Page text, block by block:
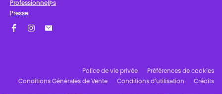
Professionnel·les
Presse
Police de vie privée
Préférences de cookies
Conditions Générales de Vente
Conditions d’utilisation Crédits